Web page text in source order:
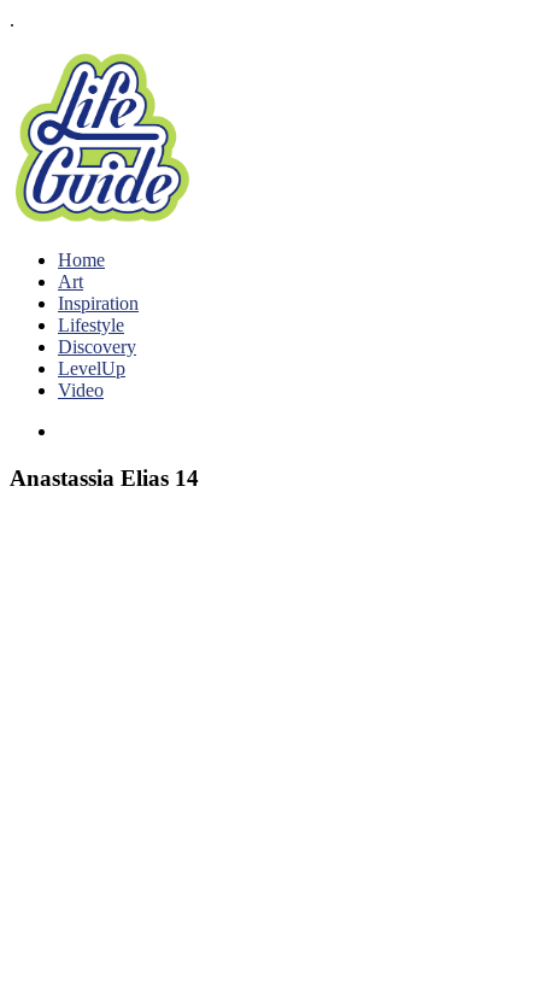
.
Home
Art
Inspiration
Lifestyle
Discovery
LevelUp
Video
Anastassia Elias 14